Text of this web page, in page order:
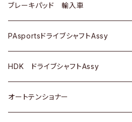
三菱
スバル
ＢＥＮＺ
三菱
スバル
マツダ
三菱
スバル
ダイハツ
マツダ
三菱
スバル
日産
ダイハツ
マツダ
三菱
日産
ダイハツ
マツダ
三菱
ホンダ
スズキ
日産
いすゞ
ＡＵＤＩ
ＢＥＮＺ
ＢＭＷ
GOLF
ブレーキパッド 輸入車
ＢＥＮＺ
ＢＭＷ
ＷＡＧＥＮ
PAsportsドライブシャフトAssy
トヨタ
ホンダ
HDK ドライブシャフトAssy
スズキ
オートテンショナー